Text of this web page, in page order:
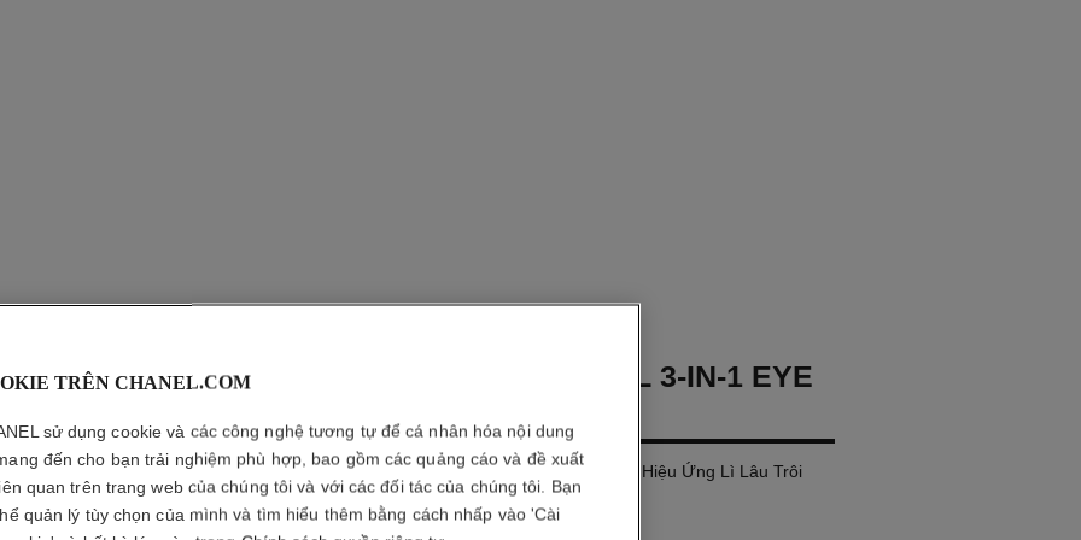
BOY DE CHANEL 3-IN-1 EYE
Chì Kẻ Mắt Đa Dụng 3-in-1 với Hiệu Ứng Lì Lâu Trôi
Xem thêm chi tiết
TRÊN CHANEL.COM
sử dụng cookie và các công nghệ tương tự để cá nhân hóa nội dung
đến cho bạn trải nghiệm phù hợp, bao gồm các quảng cáo và đề xuất
quan trên trang web của chúng tôi và với các đối tác của chúng tôi. Bạn
quản lý tùy chọn của mình và tìm hiểu thêm bằng cách nhấp vào 'Cài